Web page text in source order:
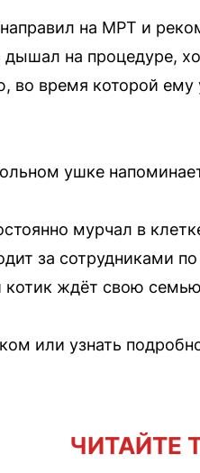
на МРТ и
дышал на процедуре,
во время которой
ушке
мурчал в
за сотрудниками
ждёт свою
или узнать
ЧИТАЙТЕ